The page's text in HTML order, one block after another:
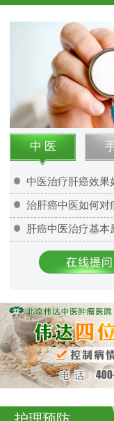
中 医
中医治疗肝癌效果
治肝癌中医如何对
肝癌中医治疗基本